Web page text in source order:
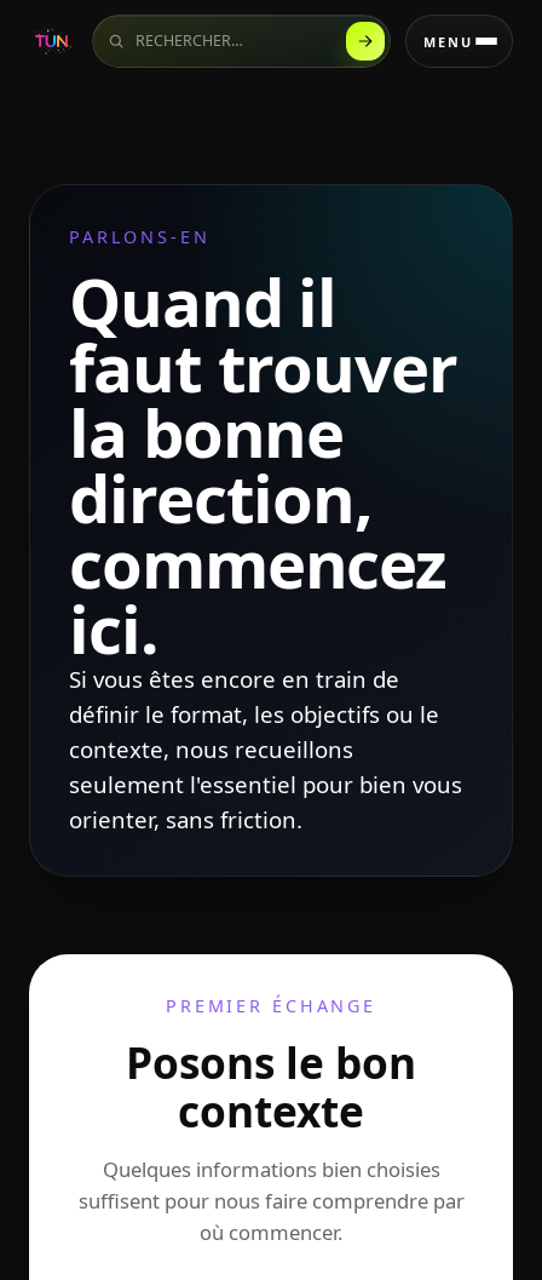
Rechercher sur le site MENU
PARLONS-EN
Quand il
faut trouver
la bonne
direction,
commencez
ici.
Si vous êtes encore en train de
définir le format, les objectifs ou le
contexte, nous recueillons
seulement l'essentiel pour bien vous
orienter, sans friction.
PREMIER ÉCHANGE
Posons le bon
contexte
Quelques informations bien choisies
suffisent pour nous faire comprendre par
où commencer.